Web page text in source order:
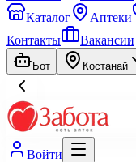
Каталог
Аптеки
Контакты
Вакансии
Бот Костанай
Войти